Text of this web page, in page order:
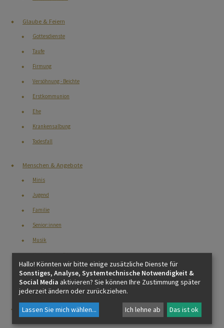
Glaube & Feiern
Gottesdienste
Taufe
Firmung
Versöhnung - Beichte
Erstkommunion
Ehe
Krankensalbung
Todesfall
Menschen & Angebote
Minis
Jugend
Familie
Senior:innen
Musik
Katholisches Bildungswerk
Helfende Hände
Treffpunkt für pflegende Angehörige
Kalender/Gottesdienste
Hallo! Könnten wir bitte einige zusätzliche Dienste für
Sonstiges, Analyse, Systemtechnische Notwendigkeit &
Social Media aktivieren? Sie können Ihre Zustimmung später
jederzeit ändern oder zurückziehen.
Lassen Sie mich wählen... Ich lehne ab Das ist ok